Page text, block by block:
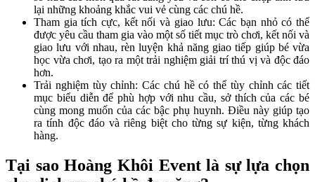
lại những khoảng khắc vui vẻ cùng các chú hề.
Tham gia tích cực, kết nối và giao lưu: Các bạn nhỏ có thể
được yêu cầu tham gia vào một số tiết mục trò chơi, kết nối và
giao lưu với nhau, rèn luyện khả năng giao tiếp giúp bé vừa
học vừa chơi, tạo ra một trải nghiệm giải trí thú vị và độc đáo
hơn.
Trải nghiệm tùy chỉnh: Các chú hề có thể tùy chỉnh các tiết
mục biểu diễn để phù hợp với nhu cầu, sở thích của các bé
cùng mong muốn của các bậc phụ huynh. Điều này giúp tạo
ra tính độc đáo và riêng biệt cho từng sự kiện, từng khách
hàng.
Tại sao Hoàng Khôi Event là sự lựa chọn